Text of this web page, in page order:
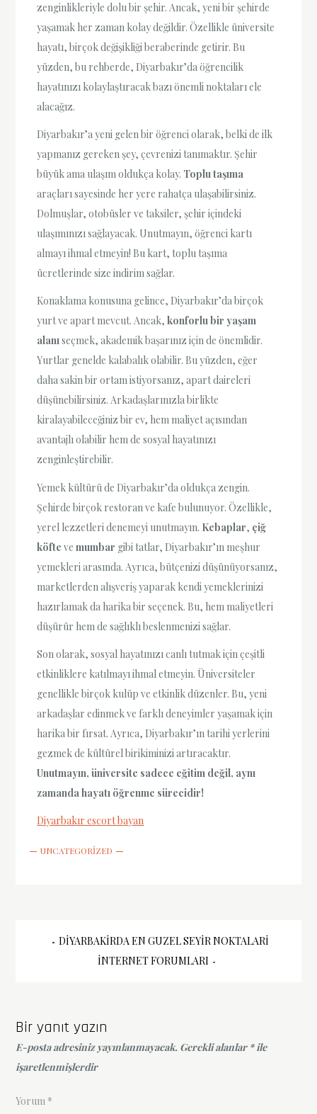
zenginlikleriyle dolu bir şehir. Ancak, yeni bir şehirde
yaşamak her zaman kolay değildir. Özellikle üniversite
hayatı, birçok değişikliği beraberinde getirir. Bu
yüzden, bu rehberde, Diyarbakır’da öğrencilik
hayatınızı kolaylaştıracak bazı önemli noktaları ele
alacağız.
Diyarbakır’a yeni gelen bir öğrenci olarak, belki de ilk
yapmanız gereken şey, çevrenizi tanımaktır. Şehir
büyük ama ulaşım oldukça kolay. Toplu taşıma
araçları sayesinde her yere rahatça ulaşabilirsiniz.
Dolmuşlar, otobüsler ve taksiler, şehir içindeki
ulaşımınızı sağlayacak. Unutmayın, öğrenci kartı
almayı ihmal etmeyin! Bu kart, toplu taşıma
ücretlerinde size indirim sağlar.
Konaklama konusuna gelince, Diyarbakır’da birçok
yurt ve apart mevcut. Ancak,konforlu bir yaşam
alanıseçmek, akademik başarınız için de önemlidir.
Yurtlar genelde kalabalık olabilir. Bu yüzden, eğer
daha sakin bir ortam istiyorsanız, apart daireleri
düşünebilirsiniz. Arkadaşlarınızla birlikte
kiralayabileceğiniz bir ev, hem maliyet açısından
avantajlı olabilir hem de sosyal hayatınızı
zenginleştirebilir.
Yemek kültürü de Diyarbakır’da oldukça zengin.
Şehirde birçok restoran ve kafe bulunuyor. Özellikle,
yerel lezzetleri denemeyi unutmayın. Kebaplar, çiğ
köfte vemumbar gibi tatlar, Diyarbakır’ın meşhur
yemekleri arasında. Ayrıca, bütçenizi düşünüyorsanız,
marketlerden alışveriş yaparak kendi yemeklerinizi
hazırlamak da harika bir seçenek. Bu, hem maliyetleri
düşürür hem de sağlıklı beslenmenizi sağlar.
Son olarak, sosyal hayatınızı canlı tutmak için çeşitli
etkinliklere katılmayı ihmal etmeyin. Üniversiteler
genellikle birçok kulüp ve etkinlik düzenler. Bu, yeni
arkadaşlar edinmek ve farklı deneyimler yaşamak için
harika bir fırsat. Ayrıca, Diyarbakır’ın tarihi yerlerini
gezmek de kültürel birikiminizi artıracaktır.
Unutmayın, üniversite sadece eğitim değil, aynı
zamanda hayatı öğrenme sürecidir!
Diyarbakır escort bayan
UNCATEGORIZED
YazıDIYARBAKIRDA EN GUZEL SEYIR NOKTALARI
INTERNET FORUMLARI
Bir yanıt yazın
E-posta adresiniz yayınlanmayacak. Gerekli alanlar *ile
işaretlenmişlerdir
Yorum *